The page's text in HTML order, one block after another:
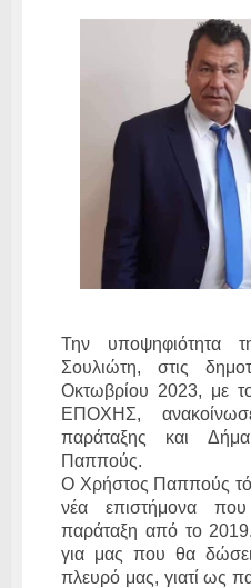
Την υποψηφιότητα
Σουλιώτη, στις
Οκτωβρίου 2023, με
ΕΠΟΧΗΣ,
παράταξης και
Παππούς.
Ο Χρήστος Παππούς
νέα επιστήμονα
παράταξη από το
για μας που θα
πλευρό μας, γιατί ως